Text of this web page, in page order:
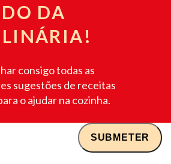
DA
consigo todas as
sugestões de receitas
o ajudar na cozinha.